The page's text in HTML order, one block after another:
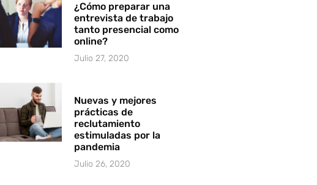
¿Cómo preparar una
entrevista de trabajo
tanto presencial como
online?
Julio 27, 2020
Nuevas y mejores
prácticas de
reclutamiento
estimuladas por la
pandemia
Julio 26, 2020